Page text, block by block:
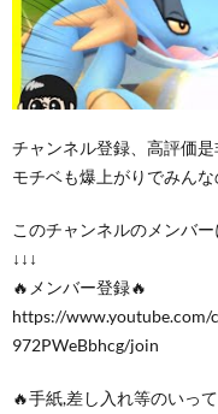
チャンネル登録、高評価
モチベも爆上がりでみん
このチャンネルのメンバ
↓↓↓
🔥メンバー登録🔥
https://www.youtube.com/
972PWeBbhcg/join
🔥手紙,差し入れ等のいっ